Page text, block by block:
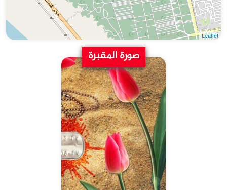
Leaflet
صورة المقبرة